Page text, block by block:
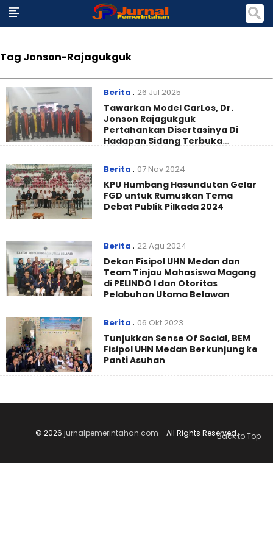
Tag Jonson-Rajagukguk
Berita . 26 Jul 2025
Tawarkan Model CarLos, Dr.
Jonson Rajagukguk
Pertahankan Disertasinya Di
Hadapan Sidang Terbuka
Berita . 07 Nov 2024
KPU Humbang Hasundutan Gelar
FGD untuk Rumuskan Tema
Debat Publik Pilkada 2024
Berita . 22 Agu 2024
Dekan Fisipol UHN Medan dan
Team Tinjau Mahasiswa Magang
di PELINDO I dan Otoritas
Pelabuhan Utama Belawan
Berita . 06 Okt 2023
Tunjukkan Sense Of Social, BEM
Fisipol UHN Medan Berkunjung ke
Panti Asuhan
© 2026 jurnalpemerintahan.com - All Rights Reserved.Back to Top